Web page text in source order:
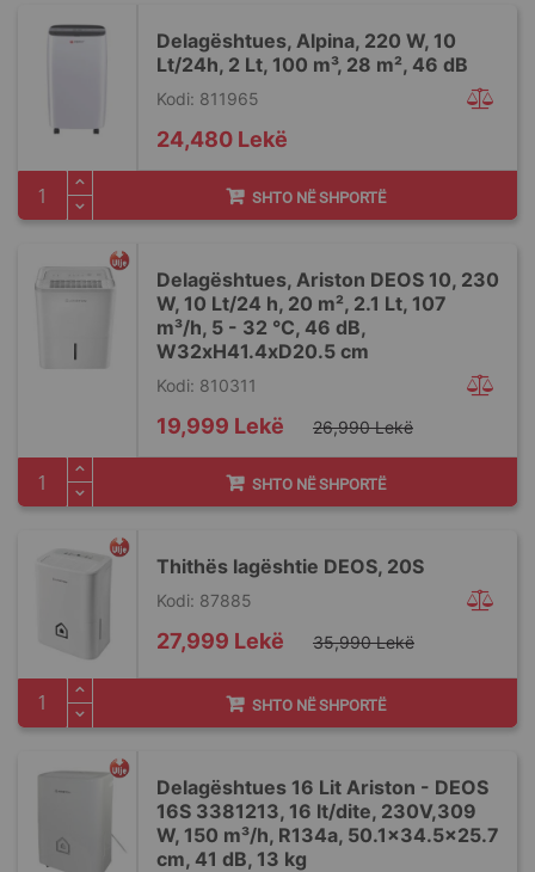
Delagështues, Alpina, 220 W, 10
Lt/24h, 2 Lt, 100 m³, 28 m², 46 dB
Kodi: 811965
24,480 Lekë
SHTO NË SHPORTË
Delagështues, Ariston DEOS 10, 230
W, 10 Lt/24 h, 20 m², 2.1 Lt, 107
m³/h, 5 - 32 °C, 46 dB,
W32xH41.4xD20.5 cm
Kodi: 810311
Special
Price
19,999 Lekë 26,990 Lekë
SHTO NË SHPORTË
Thithës lagështie DEOS, 20S
Kodi: 87885
Special
Price
27,999 Lekë 35,990 Lekë
SHTO NË SHPORTË
Delagështues 16 Lit Ariston - DEOS
16S 3381213, 16 lt/dite, 230V,309
W, 150 m³/h, R134a, 50.1x34.5x25.7
cm, 41 dB, 13 kg